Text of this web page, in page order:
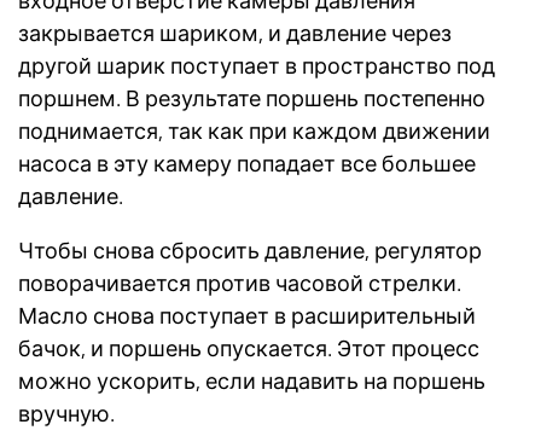
закрывается шариком, и давление через
другой шарик поступает в пространство под
поршнем. В результате поршень постепенно
поднимается, так как при каждом движении
насоса в эту камеру попадает все большее
давление.
Чтобы снова сбросить давление, регулятор
поворачивается против часовой стрелки.
Масло снова поступает в расширительный
бачок, и поршень опускается. Этот процесс
можно ускорить, если надавить на поршень
вручную.